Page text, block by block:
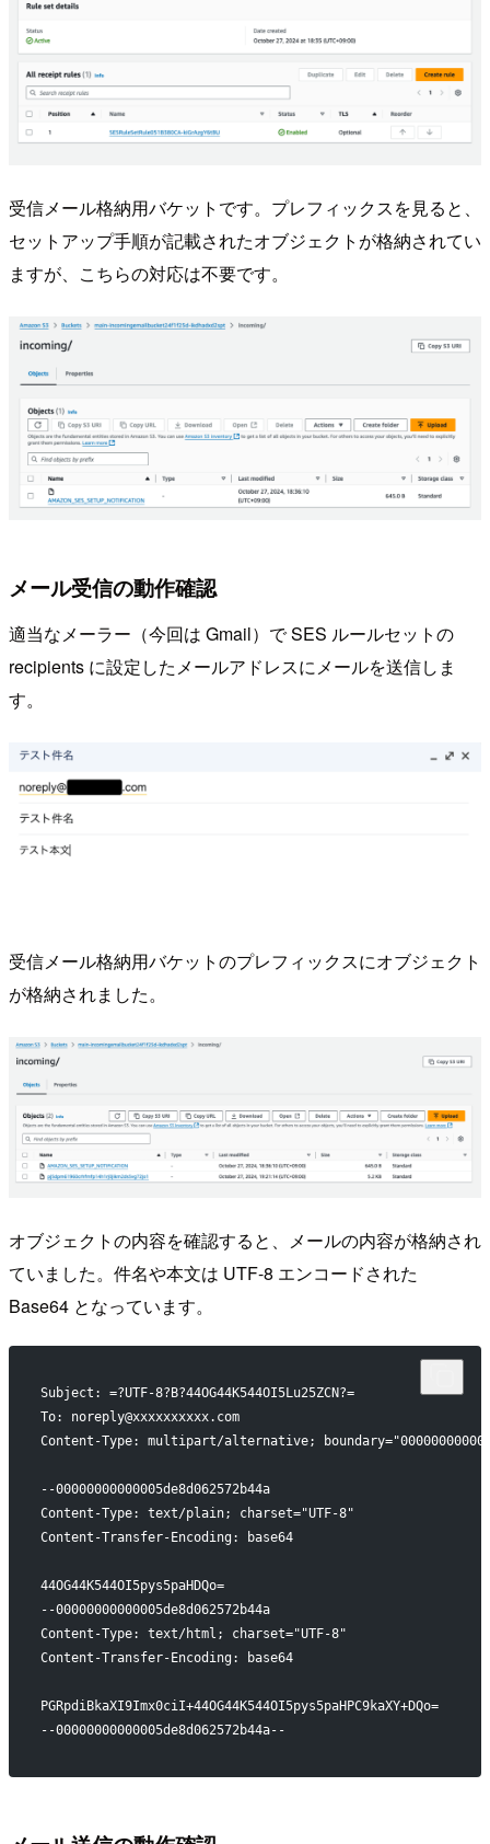
受信メール格納用バケットです。プレフィックスを見ると、
セットアップ手順が記載されたオブジェクトが格納されてい
ますが、こちらの対応は不要です。
メール受信の動作確認
適当なメーラー（今回は Gmail）で SES ルールセットの
recipients に設定したメールアドレスにメールを送信しま
す。
受信メール格納用バケットのプレフィックスにオブジェクト
が格納されました。
オブジェクトの内容を確認すると、メールの内容が格納され
ていました。件名や本文は UTF-8 エンコードされた
Base64 となっています。
Subject: =?UTF-8?B?44OG44K544OI5Lu25ZCN?=
To: noreply@xxxxxxxxxx.com
Content-Type: multipart/alternative;
--00000000000005de8d062572b44a
Content-Type: text/plain; charset="UTF-8"
Content-Transfer-Encoding: base64
44OG44K544OI5pys5paHDQo=
--00000000000005de8d062572b44a
Content-Type: text/html; charset="UTF-8"
Content-Transfer-Encoding: base64
PGRpdiBkaXI9Imx0ciI+44OG44K544OI5pys5paHPC9kaXY+DQo=
--00000000000005de8d062572b44a--